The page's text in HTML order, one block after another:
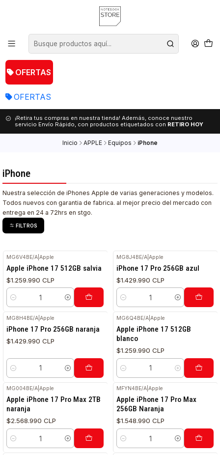
OFERTAS
OFERTAS
¡Retira tus compras en nuestra tienda! Además, conoce nuestro
servicio Envío Rápido, con productos etiquetados con RETIRO HOY
Inicio APPLE Equipos iPhone
iPhone
Nuestra selección de iPhones Apple de varias generaciones y modelos.
Todos nuevos con garantia de fabrica. al mejor precio del mercado con
entrega en 24 a 72hrs en stgo.
FILTROS
MG6V4BE/A |Apple
Apple iPhone 17 512GB salvia
$1.259.990 CLP
Cantidad
MG8J4BE/A |Apple
iPhone 17 Pro 256GB azul
$1.429.990 CLP
Cantidad
MG8H4BE/A |Apple
iPhone 17 Pro 256GB naranja
$1.429.990 CLP
Cantidad
MG6Q4BE/A |Apple
Apple iPhone 17 512GB
blanco
$1.259.990 CLP
Cantidad
MG004BE/A |Apple
Apple iPhone 17 Pro Max 2TB
naranja
$2.568.990 CLP
Cantidad
MFYN4BE/A |Apple
Apple iPhone 17 Pro Max
256GB Naranja
$1.548.990 CLP
Cantidad